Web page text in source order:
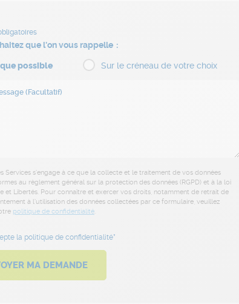
que l'on vous rappelle
que possible Sur le créneau de votre choix
Services s’engage à ce que la collecte et le traitement de vos données
au règlement général sur la protection des données (RGPD) et à la loi
et Libertés. Pour connaître et exercer vos droits, notamment de retrait de
à l’utilisation des données collectées par ce formulaire, veuillez
politique de confidentialité
la politique de confidentialité*
MA DEMANDE